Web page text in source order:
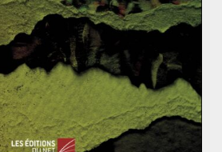
la sécurité alimentaire